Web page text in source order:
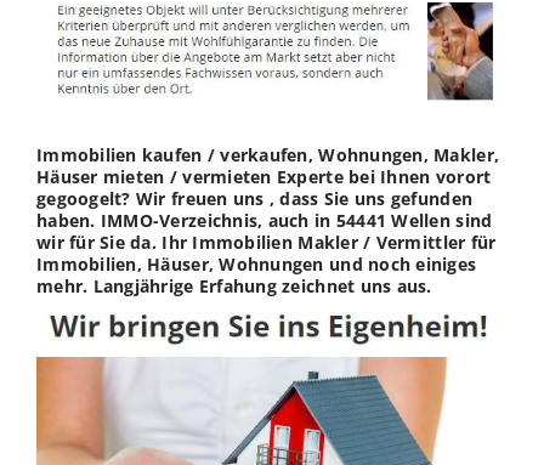
Immobilien kaufen / verkaufen, Wohnungen, Makler,
Häuser mieten / vermieten Experte bei Ihnen vorort
gegoogelt? Wir freuen uns , dass Sie uns gefunden
haben. IMMO-Verzeichnis, auch in 54441 Wellen sind
wir für Sie da. Ihr Immobilien Makler / Vermittler für
Immobilien, Häuser, Wohnungen und noch einiges
mehr. Langjährige Erfahung zeichnet uns aus.